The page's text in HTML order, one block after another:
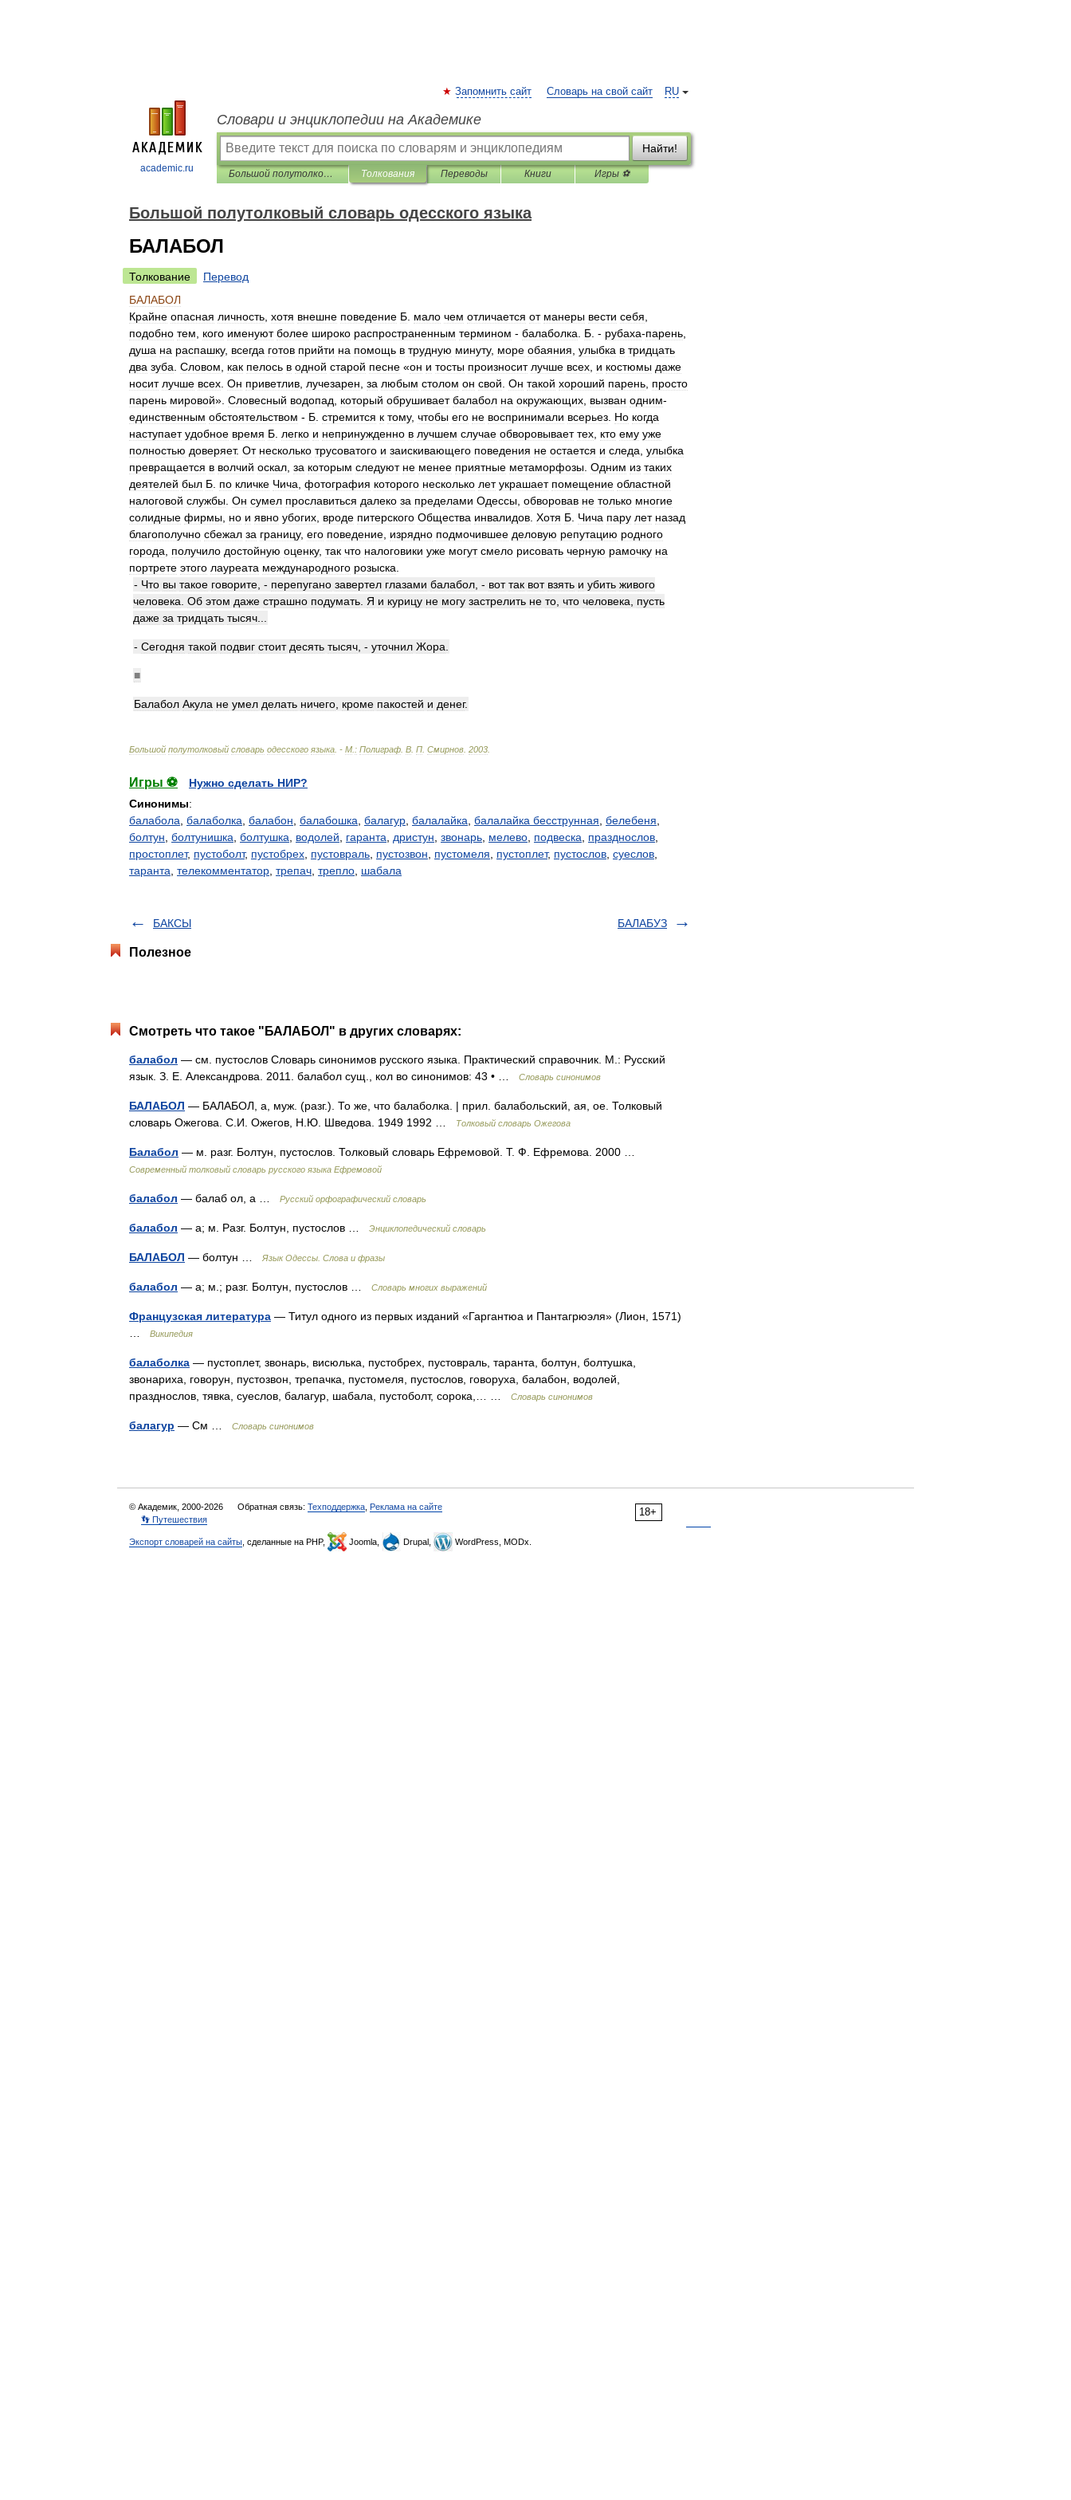
academic.ru
RU
Запомнить сайт Словарь на свой сайт
Словари и энциклопедии на Академике
Найти!
Большой полутолковый словарь одесского языка Толкования Переводы Книги Игры ⚽
Большой полутолковый словарь одесского языка
БАЛАБОЛ
Толкование
Перевод
БАЛАБОЛ
Крайне опасная личность хотя внешне поведение Б мало чем отличается от манеры вести себя
подобно тем кого именуют более широко распространенным термином - балаболка Б . - рубаха-парень
душа на распашку, всегда готов прийти на помощь в трудную минуту, море обаяния улыбка в тридцать
два зуба Словом как пелось в одной старой песне «он и тосты произносит лучше всех и костюмы даже
носит лучше всех Он приветлив лучезарен за любым столом он свой Он такой хороший парень просто
парень мировой». Словесный водопад который обрушивает балабол на окружающих вызван одним-
единственным обстоятельством - Б стремится к тому, чтобы его не воспринимали всерьез Но когда
наступает удобное время Б легко и непринужденно в лучшем случае обворовывает тех кто ему уже
полностью доверяет. От несколько трусоватого и заискивающего поведения не остается и следа улыбка
превращается в волчий оскал за которым следуют не менее приятные метаморфозы Одним из таких
деятелей был Б по кличке Чича фотография которого несколько лет украшает помещение областной
налоговой службы Он сумел прославиться далеко за пределами Одессы обворовав не только многие
солидные фирмы но и явно убогих вроде питерского Общества инвалидов Хотя Б Чича пару лет назад
благополучно сбежал за границу, его поведение изрядно подмочившее деловую репутацию родного
города
получило достойную оценку, так что налоговики уже могут смело рисовать черную рамочку на
портрете этого лауреата международного розыска
- Что вы такое говорите , - перепугано завертел глазами балабол , - вот так вот взять и убить живого
человека Об этом даже страшно подумать Я и курицу не могу застрелить не то что человека
пусть
даже за тридцать тысяч
- Сегодня такой подвиг стоит десять тысяч , - уточнил Жора
■
Балабол Акула не умел делать ничего кроме пакостей и денег.
Большой полутолковый словарь одесского языка . - М : Полиграф В П Смирнов 2003
Игры ⚽
Нужно сделать НИР?
Синонимы:
балабола балаболка балабон балабошка балагур балалайка балалайка бесструнная белебеня
болтун болтунишка болтушка водолей гаранта дристун звонарь мелево подвеска празднослов
простоплет, пустоболт, пустобрех пустовраль пустозвон пустомеля пустоплет, пустослов суеслов
таранта телекомментатор трепач трепло шабала
БАКСЫ БАЛАБУЗ
Полезное
Смотреть что такое "БАЛАБОЛ" в других словарях:
балабол — см. пустослов Словарь синонимов русского языка. Практический справочник. М.: Русский
язык. З. Е. Александрова. 2011. балабол сущ., кол во синонимов: 43 • …
Словарь синонимов
БАЛАБОЛ — БАЛАБОЛ, а, муж. (разг.). То же, что балаболка. | прил. балабольский, ая, ое. Толковый
словарь Ожегова. С.И. Ожегов, Н.Ю. Шведова. 1949 1992 …
Толковый словарь Ожегова
Балабол — м. разг. Болтун, пустослов. Толковый словарь Ефремовой. Т. Ф. Ефремова. 2000 …
Современный толковый словарь русского языка Ефремовой
балабол — балаб ол, а … Русский орфографический словарь
балабол — а; м. Разг. Болтун, пустослов … Энциклопедический словарь
БАЛАБОЛ — болтун … Язык Одессы. Слова и фразы
балабол — а; м.; разг. Болтун, пустослов … Словарь многих выражений
Французская литература — Титул одного из первых изданий «Гаргантюа и Пантагрюэля» (Лион, 1571)
Википедия
балаболка — пустоплет, звонарь, висюлька, пустобрех, пустовраль, таранта, болтун, болтушка,
звонариха, говорун, пустозвон, трепачка, пустомеля, пустослов, говоруха, балабон, водолей,
празднослов, тявка, суеслов, балагур, шабала, пустоболт, сорока,… …
Словарь синонимов
балагур — См … Словарь синонимов
18+
© Академик, 2000-2026 Обратная связь: Техподдержка Реклама на сайте
👣 Путешествия
Экспорт словарей на сайты , сделанные на PHP, Joomla, Drupal, WordPress, MODx.